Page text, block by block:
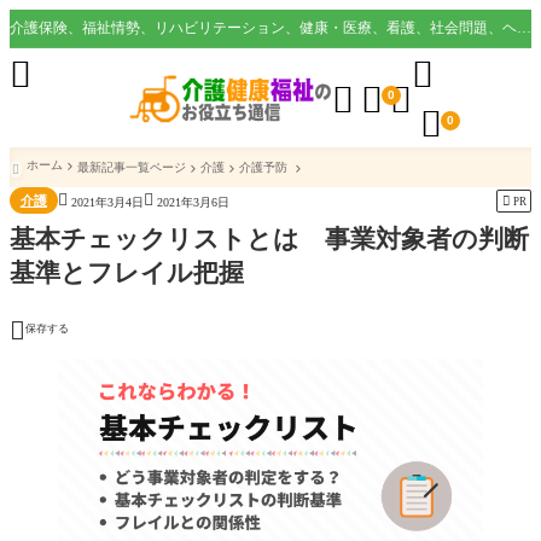
介護保険、福祉情勢、リハビリテーション、健康・医療、看護、社会問題、ヘルスケア業界など様々な切り口から役立つ情報を配信。
  0

 0

 ホーム 最新記事一覧ページ 介護 介護予防
介護  2021年3月4日  2021年3月6日  PR
基本チェックリストとは 事業対象者の判断
基準とフレイル把握
 保存する